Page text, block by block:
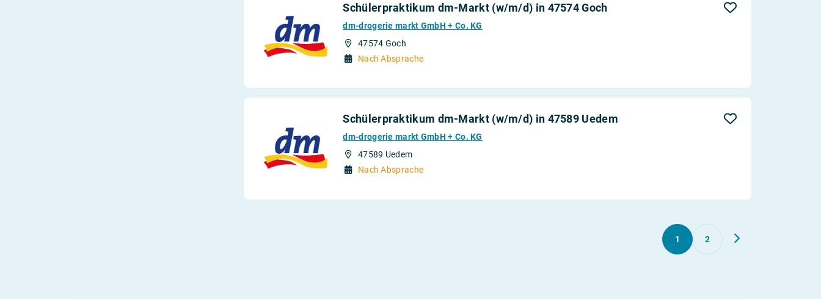
Schülerpraktikum dm-Markt (w/m/d) in 47574 Goch
dm-drogerie markt GmbH + Co. KG
47574 Goch
Nach Absprache
Schülerpraktikum dm-Markt (w/m/d) in 47589 Uedem
dm-drogerie markt GmbH + Co. KG
47589 Uedem
Nach Absprache
1 2